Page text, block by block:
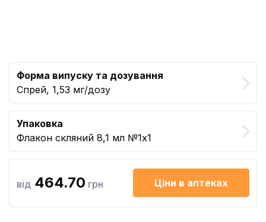
Форма випуску та дозування
Спрей, 1,53 мг/дозу
Упаковка
Флакон скляний 8,1 мл №1x1
від 464.70 грн Ціни в аптеках